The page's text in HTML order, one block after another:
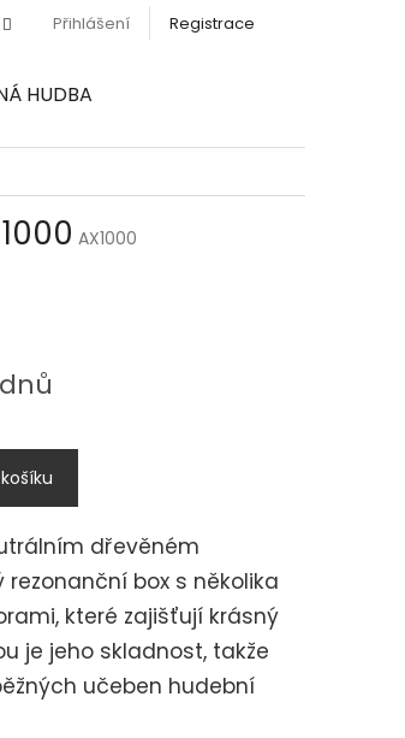
Přihlášení Registrace
HUDBA
AX1000
dřevěném
box s několika
které zajišťují krásný
je jeho skladnost, takže
učeben hudební